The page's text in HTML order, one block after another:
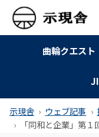
曲輪クエスト
示現舎 ウェブ記事
「同和と企業」第